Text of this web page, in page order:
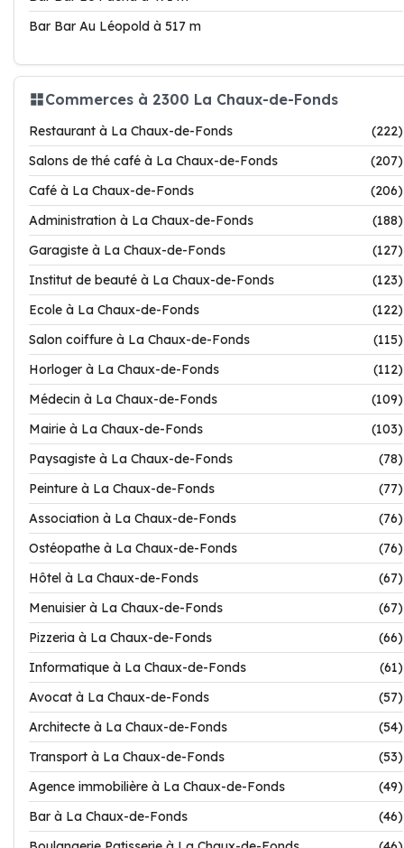
Bar Bar Au Léopold à 517 m
Commerces à 2300 La Chaux-de-Fonds
Restaurant à La Chaux-de-Fonds
(222)
Salons de thé café à La Chaux-de-Fonds
(207)
Café à La Chaux-de-Fonds
(206)
Administration à La Chaux-de-Fonds
(188)
Garagiste à La Chaux-de-Fonds
(127)
Institut de beauté à La Chaux-de-Fonds
(123)
Ecole à La Chaux-de-Fonds
(122)
Salon coiffure à La Chaux-de-Fonds
(115)
Horloger à La Chaux-de-Fonds
(112)
Médecin à La Chaux-de-Fonds
(109)
Mairie à La Chaux-de-Fonds
(103)
Paysagiste à La Chaux-de-Fonds
(78)
Peinture à La Chaux-de-Fonds
(77)
Association à La Chaux-de-Fonds
(76)
Ostéopathe à La Chaux-de-Fonds
(76)
Hôtel à La Chaux-de-Fonds
(67)
Menuisier à La Chaux-de-Fonds
(67)
Pizzeria à La Chaux-de-Fonds
(66)
Informatique à La Chaux-de-Fonds
(61)
Avocat à La Chaux-de-Fonds
(57)
Architecte à La Chaux-de-Fonds
(54)
Transport à La Chaux-de-Fonds
(53)
Agence immobilière à La Chaux-de-Fonds
(49)
Bar à La Chaux-de-Fonds
(46)